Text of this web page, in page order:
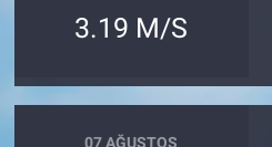
3.19 M/S
07 AĞUSTOS